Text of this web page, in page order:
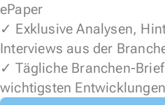
ePaper
✓ Exklusive Analysen,
Interviews aus der
✓ Tägliche Branchen-
wichtigsten Entwicklungen